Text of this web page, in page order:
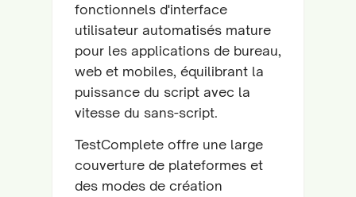
fonctionnels d'interface
utilisateur automatisés mature
pour les applications de bureau,
web et mobiles, équilibrant la
puissance du script avec la
vitesse du sans-script.
TestComplete offre une large
couverture de plateformes et
des modes de création